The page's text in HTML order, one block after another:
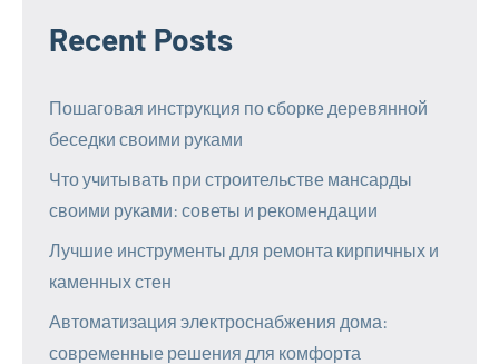
Recent Posts
Пошаговая инструкция по сборке деревянной
беседки своими руками
Что учитывать при строительстве мансарды
своими руками: советы и рекомендации
Лучшие инструменты для ремонта кирпичных и
каменных стен
Автоматизация электроснабжения дома:
современные решения для комфорта